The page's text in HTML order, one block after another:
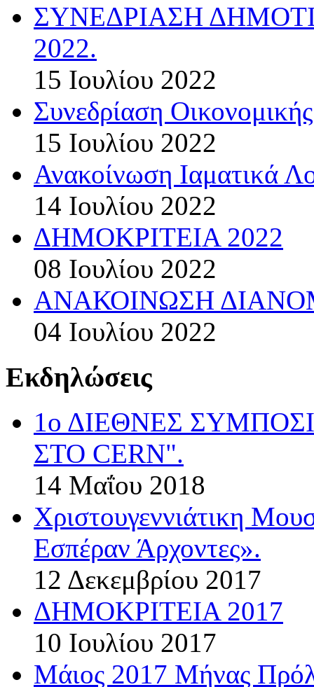
ΣΥΝΕΔΡΙΑΣΗ
2022.
15 Ιουλίου 2022
Συνεδρίαση
15 Ιουλίου 2022
Ανακοίνωση Ιαματικά
14 Ιουλίου 2022
ΔΗΜΟΚΡΙΤΕΙΑ 2022
08 Ιουλίου 2022
ΑΝΑΚΟΙΝΩΣΗ
04 Ιουλίου 2022
Εκδηλώσεις
1ο ΔΙΕΘΝΕΣ
ΣΤΟ CERN".
14 Μαΐου 2018
Χριστουγεννιάτικη
Εσπέραν Άρχοντες».
12 Δεκεμβρίου 2017
ΔΗΜΟΚΡΙΤΕΙΑ 2017
10 Ιουλίου 2017
Μάιος 2017 Μήνας